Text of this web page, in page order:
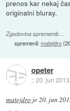
prenos kar nekaj
originalni bluray.
Zgodovina sprememb…
spremenil:matejdro(
opeter
::20. jun
matejdro je20. jun